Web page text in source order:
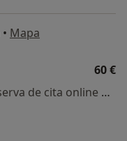
• Mapa
60 €
Este especialista no ofrece reserva de cita online en esta dirección.